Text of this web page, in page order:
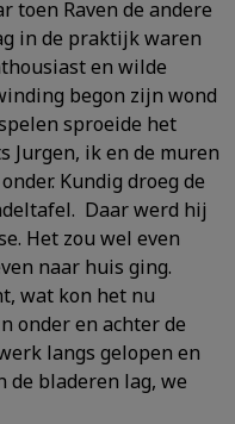
toen Raven de andere
in de praktijk waren
en wilde
begon zijn wond
sproeide het
Jurgen, ik en de muren
onder. Kundig droeg de
Daar werd hij
Het zou wel even
naar huis ging.
wat kon het nu
onder en achter de
langs gelopen en
de bladeren lag, we
vinden.